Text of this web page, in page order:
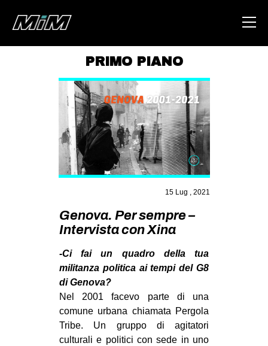
ABOUT
AREA
DEGENERAZIONE
GAZA FREESTYLE
CSOA LAMBRETTA
MSM
STUDENTI TSUNAMI
ZAM
MOBILITAZIONI
SPAZI
SPORT POPOLARE
PRIMO PIANO
15 Lug , 2021
Genova. Per sempre –
Intervista con Xina
-Ci fai un quadro della tua
militanza politica ai tempi del G8
di Genova?
Nel 2001 facevo parte di una
comune urbana chiamata Pergola
Tribe. Un gruppo di agitatori
culturali e politici con sede in uno